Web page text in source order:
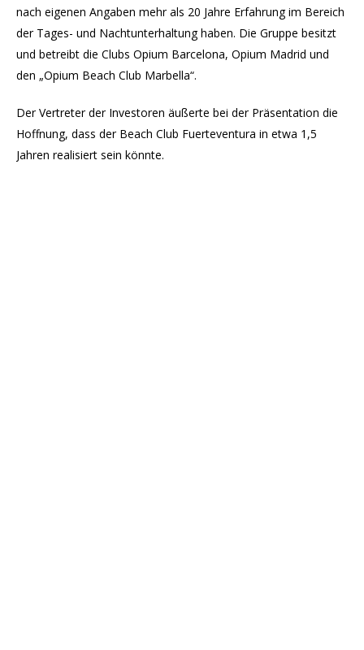
nach eigenen Angaben mehr als 20 Jahre Erfahrung im Bereich
der Tages- und Nachtunterhaltung haben. Die Gruppe besitzt
und betreibt die Clubs Opium Barcelona, Opium Madrid und
den „Opium Beach Club Marbella“.
Der Vertreter der Investoren äußerte bei der Präsentation die
Hoffnung, dass der Beach Club Fuerteventura in etwa 1,5
Jahren realisiert sein könnte.